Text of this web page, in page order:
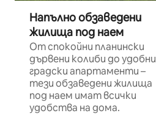
Напълно обзаведени
жилища под наем
От спокойни планински
дървени колиби до удобни
градски апартаменти –
тези обзаведени жилища
под наем имат всички
удобства на дома.